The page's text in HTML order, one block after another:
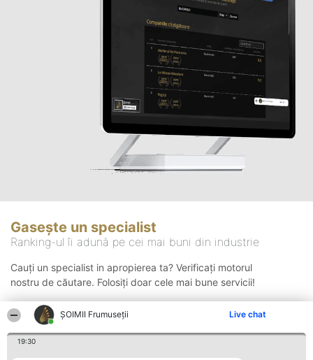
ȘOIMII Frumuseții Live chat
19:30
Gasește un specialist
Ranking-ul îi adună pe cei mai buni din industrie
Cauți un specialist in apropierea ta? Verificați motorul
nostru de căutare. Folosiți doar cele mai bune servicii!